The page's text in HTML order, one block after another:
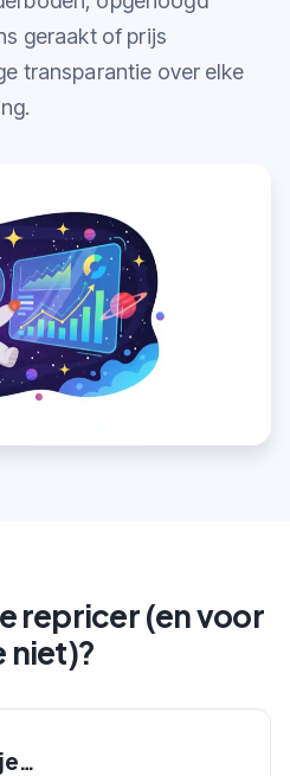
geraakt of prijs
transparantie over elke
repricer (en voor
niet)?